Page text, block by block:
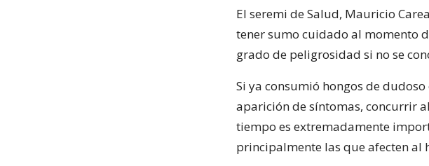
El seremi de Salud, Mauricio
tener sumo cuidado al momento
grado de peligrosidad si no se
Si ya consumió hongos de
aparición de síntomas, concurrir
tiempo es extremadamente
principalmente las que afecten al